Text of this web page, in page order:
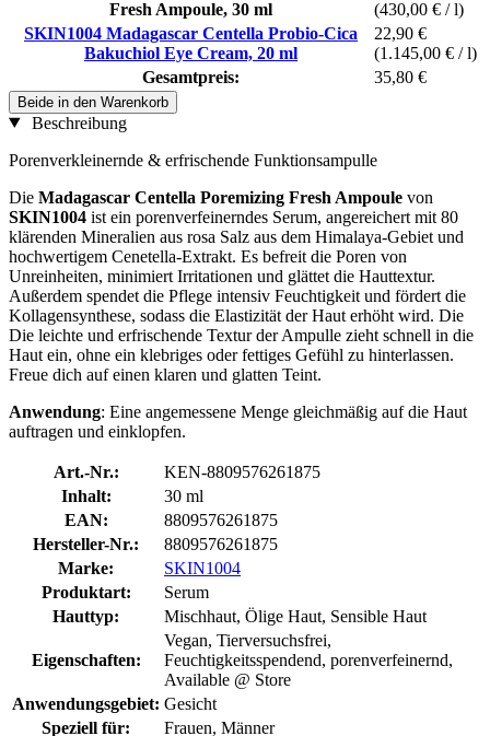
Fresh Ampoule, 30 ml
(430,00 € / l)
SKIN1004 Madagascar Centella Probio-Cica
Bakuchiol Eye Cream, 20 ml
22,90 €
(1.145,00 € / l)
Gesamtpreis:
35,80 €
Beide in den Warenkorb
Beschreibung
Porenverkleinernde & erfrischende Funktionsampulle
Die Madagascar Centella Poremizing Fresh Ampoule von
SKIN1004 ist ein porenverfeinerndes Serum, angereichert mit 80
klärenden Mineralien aus rosa Salz aus dem Himalaya-Gebiet und
hochwertigem Cenetella-Extrakt. Es befreit die Poren von
Unreinheiten, minimiert Irritationen und glättet die Hauttextur.
Außerdem spendet die Pflege intensiv Feuchtigkeit und fördert die
Kollagensynthese, sodass die Elastizität der Haut erhöht wird. Die
Die leichte und erfrischende Textur der Ampulle zieht schnell in die
Haut ein, ohne ein klebriges oder fettiges Gefühl zu hinterlassen.
Freue dich auf einen klaren und glatten Teint.
Anwendung: Eine angemessene Menge gleichmäßig auf die Haut
auftragen und einklopfen.
Art.-Nr.:
KEN-8809576261875
Inhalt:
30 ml
EAN:
8809576261875
Hersteller-Nr.:
8809576261875
Marke:
SKIN1004
Produktart:
Serum
Hauttyp:
Mischhaut, Ölige Haut, Sensible Haut
Eigenschaften:
Vegan, Tierversuchsfrei,
Feuchtigkeitsspendend, porenverfeinernd,
Available @ Store
Anwendungsgebiet: Gesicht
Speziell für:
Frauen, Männer